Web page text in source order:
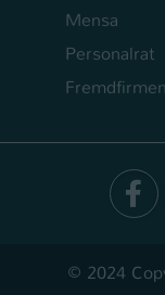
Mensa
Personalrat
© 2024
Zweck